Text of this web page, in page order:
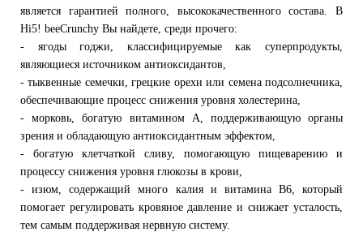
является гарантией полного, высококачественного состава. В
Hi5! beeCrunchy Вы найдете, среди прочего:
- ягоды годжи, классифицируемые как суперпродукты,
являющиеся источником антиоксидантов,
- тыквенные семечки, грецкие орехи или семена подсолнечника,
обеспечивающие процесс снижения уровня холестерина,
- морковь, богатую витамином А, поддерживающую органы
зрения и обладающую антиоксидантным эффектом,
- богатую клетчаткой сливу, помогающую пищеварению и
процессу снижения уровня глюкозы в крови,
- изюм, содержащий много калия и витамина В6, который
помогает регулировать кровяное давление и снижает усталость,
тем самым поддерживая нервную систему.